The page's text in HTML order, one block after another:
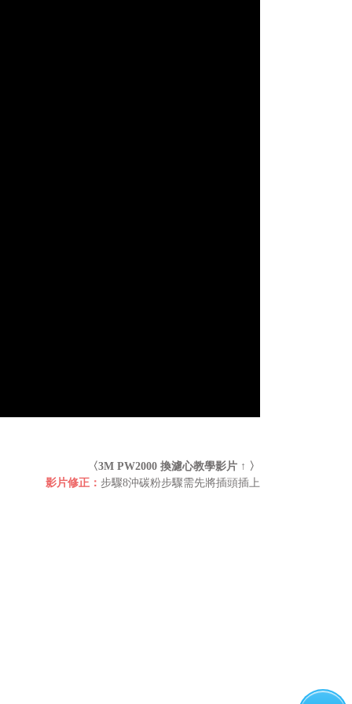
〈3M PW2000 換濾心教學影片 ↑ 〉
影片修正： 步驟8沖碳粉步驟需先將插頭插上